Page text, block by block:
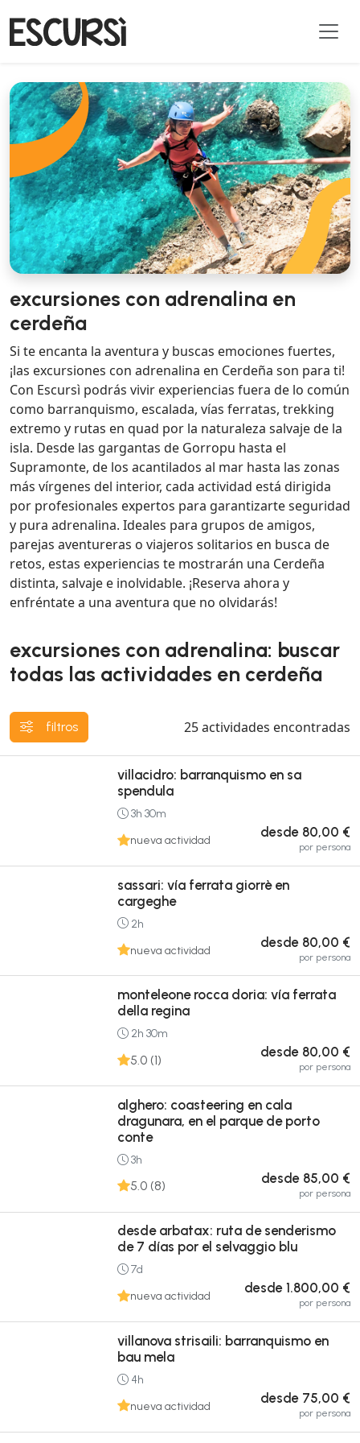
excursiones con adrenalina en
cerdeña
Si te encanta la aventura y buscas emociones fuertes,
¡las excursiones con adrenalina en Cerdeña son para ti!
Con Escursì podrás vivir experiencias fuera de lo común
como barranquismo, escalada, vías ferratas, trekking
extremo y rutas en quad por la naturaleza salvaje de la
isla. Desde las gargantas de Gorropu hasta el
Supramonte, de los acantilados al mar hasta las zonas
más vírgenes del interior, cada actividad está dirigida
por profesionales expertos para garantizarte seguridad
y pura adrenalina. Ideales para grupos de amigos,
parejas aventureras o viajeros solitarios en busca de
retos, estas experiencias te mostrarán una Cerdeña
distinta, salvaje e inolvidable. ¡Reserva ahora y
enfréntate a una aventura que no olvidarás!
excursiones con adrenalina: buscar
todas las actividades en cerdeña
filtros 25actividades encontradas
villacidro: barranquismo en sa
spendula
3h 30m
nueva actividad
desde 80,00 €
por persona
sassari: vía ferrata giorrè en
cargeghe
2h
nueva actividad
desde 80,00 €
por persona
monteleone rocca doria: vía ferrata
della regina
2h 30m
5.0 (1) desde 80,00 €
por persona
alghero: coasteering en cala
dragunara, en el parque de porto
conte
3h
5.0 (8) desde 85,00 €
por persona
desde arbatax: ruta de senderismo
de 7 días por el selvaggio blu
7d
nueva actividad
desde 1.800,00 €
por persona
villanova strisaili: barranquismo en
bau mela
4h
nueva actividad
desde 75,00 €
por persona